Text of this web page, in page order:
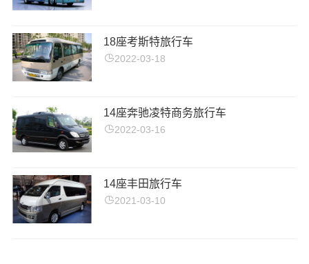
18座考斯特旅行车
2022-03-18
14座奔驰凌特商务旅行车
2022-03-16
14座丰田旅行车
2021-03-10